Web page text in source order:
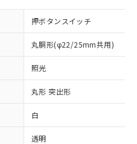
押ボタンスイッチ
丸胴形(φ22/25mm共用)
照光
丸形 突出形
白
透明